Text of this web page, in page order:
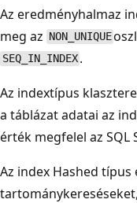
Az eredményhalmaz
meg az NON_UNIQUE
SEQ_IN_INDEX .
Az indextípus
a táblázat adatai az
érték megfelel az SQL
Az index Hashed